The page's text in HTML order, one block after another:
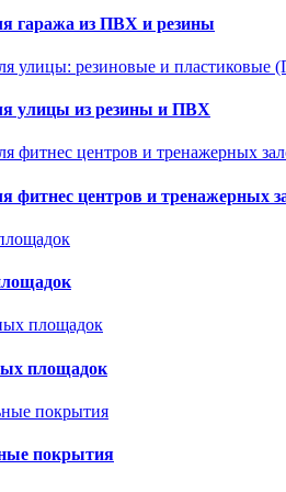
гаража из ПВХ и резины
улицы из резины и ПВХ
фитнес центров и тренажерных
площадок
покрытия